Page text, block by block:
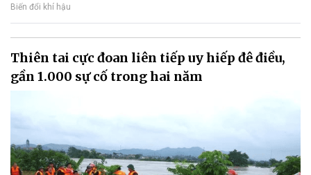
Biến đổi khí hậu
Thiên tai cực đoan liên tiếp uy hiếp đê điều,
gần 1.000 sự cố trong hai năm